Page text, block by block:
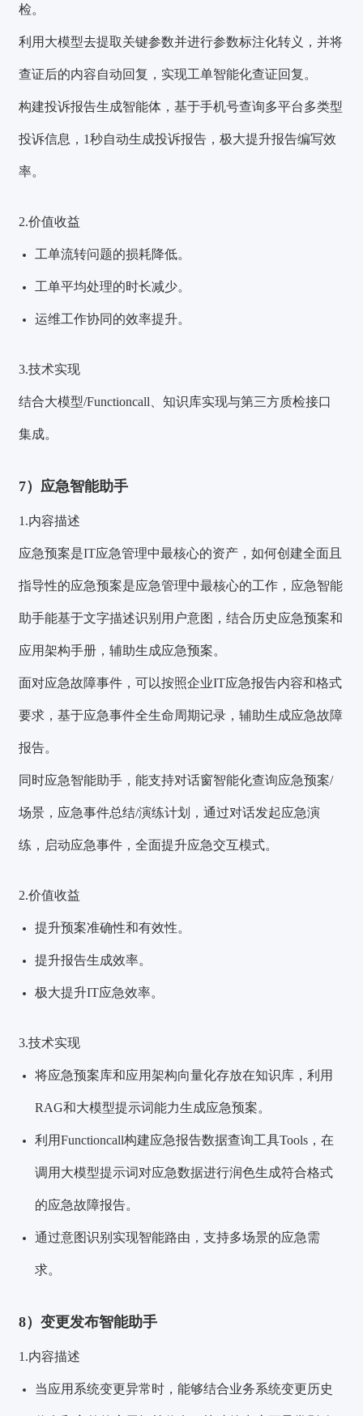
检。
利用大模型去提取关键参数并进行参数标注化转义，并将
查证后的内容自动回复，实现工单智能化查证回复。
构建投诉报告生成智能体，基于手机号查询多平台多类型
投诉信息，1秒自动生成投诉报告，极大提升报告编写效
率。
2.价值收益
工单流转问题的损耗降低。
工单平均处理的时长减少。
运维工作协同的效率提升。
3.技术实现
结合大模型/Functioncall、知识库实现与第三方质检接口
集成。
7）应急智能助手
1.内容描述
应急预案是IT应急管理中最核心的资产，如何创建全面且
指导性的应急预案是应急管理中最核心的工作，应急智能
助手能基于文字描述识别用户意图，结合历史应急预案和
应用架构手册，辅助生成应急预案。
面对应急故障事件，可以按照企业IT应急报告内容和格式
要求，基于应急事件全生命周期记录，辅助生成应急故障
报告。
同时应急智能助手，能支持对话窗智能化查询应急预案/
场景，应急事件总结/演练计划，通过对话发起应急演
练，启动应急事件，全面提升应急交互模式。
2.价值收益
提升预案准确性和有效性。
提升报告生成效率。
极大提升IT应急效率。
3.技术实现
将应急预案库和应用架构向量化存放在知识库，利用
RAG和大模型提示词能力生成应急预案。
利用Functioncall构建应急报告数据查询工具Tools，在
调用大模型提示词对应急数据进行润色生成符合格式
的应急故障报告。
通过意图识别实现智能路由，支持多场景的应急需
求。
8）变更发布智能助手
1.内容描述
当应用系统变更异常时，能够结合业务系统变更历史